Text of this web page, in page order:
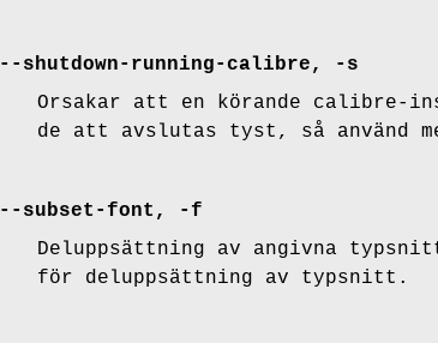
--shutdown-running-calibre, -s
Orsakar att en körande calibre-
de att avslutas tyst, så använd
--subset-font, -f
Deluppsättning av angivna
för deluppsättning av typsnitt.